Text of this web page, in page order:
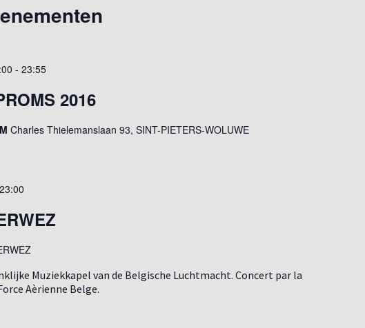
- 23:55
2016
Charles Thielemanslaan 93, SINT-PIETERS-WOLUWE
23:00
Muziekkapel van de Belgische Luchtmacht. Concert par la
Aèrienne Belge.